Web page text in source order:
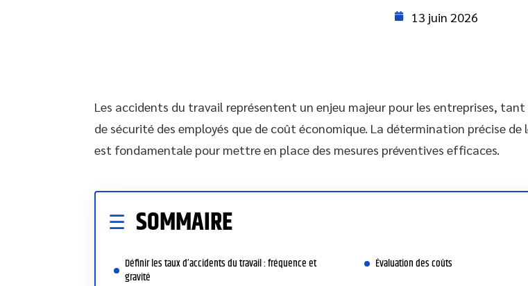
13 juin 2026
Les accidents du travail représentent un enjeu majeur pour les entreprises, tant
de sécurité des employés que de coût économique. La détermination précise de
est fondamentale pour mettre en place des mesures préventives efficaces.
SOMMAIRE
Définir les taux d’accidents du travail : fréquence et
gravité
Évaluation des coûts